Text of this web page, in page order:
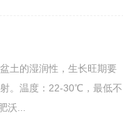
土的湿润性，生长旺期要
。温度：22-30℃，最低不
沃...